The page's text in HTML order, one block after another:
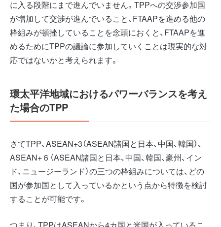
に入る段階にまで進んでいません。TPPへの交渉参加国
が増加して交渉が進んでいること、FTAAPを進める他の
枠組みが頓挫していることを念頭におくと、FTAAPを進
めるためにTPPの議論に参加していくことは現実的な対
応ではないかと考えられます。
環太平洋地域におけるパワーバランスを考え
た場合のTPP
さてTPP、ASEAN+3（ASEAN諸国と日本、中国、韓国）、
ASEAN+６（ASEAN諸国と日本、中国、韓国、豪州、イン
ド、ニュージーランド）の三つの枠組みについては、どの
国が参加国として入っているかという点から特徴を検討
することが可能です。
つまり、TPPはASEANから4カ国と米国が入っているこ